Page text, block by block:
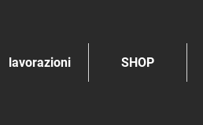
lavorazioni SHOP